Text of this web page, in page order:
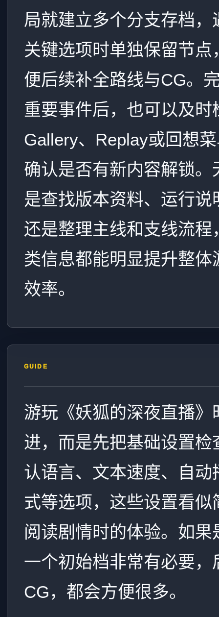
局就建立多个分支存档，
关键选项时单独保留节点
便后续补全路线与CG。
重要事件后，也可以及时
Gallery、Replay或回想
确认是否有新内容解锁。
是查找版本资料、运行说
还是整理主线和支线流程
类信息都能明显提升整体
效率。
GUIDE
游玩《妖狐的深夜直播
进，而是先把基础设置
认语言、文本速度、自
式等选项，这些设置看
阅读剧情时的体验。如
一个初始档非常有必要
CG，都会方便很多。